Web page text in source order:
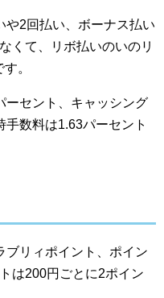
や2回払い、ボーナス払い
くて、リボ払いのいのリ
。
ーセント、キャッシング
数料は1.63パーセント
ブリィポイント、ポイン
は200円ごとに2ポイン